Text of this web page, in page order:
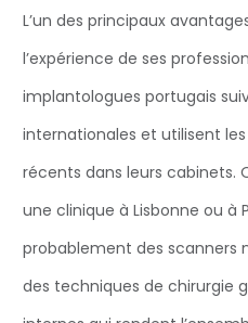
L’un des principaux
l’expérience de ses
implantologues portugais
internationales et utilisent
récents dans leurs cabinets.
une clinique à Lisbonne ou à
probablement des scanners
des techniques de chirurgie